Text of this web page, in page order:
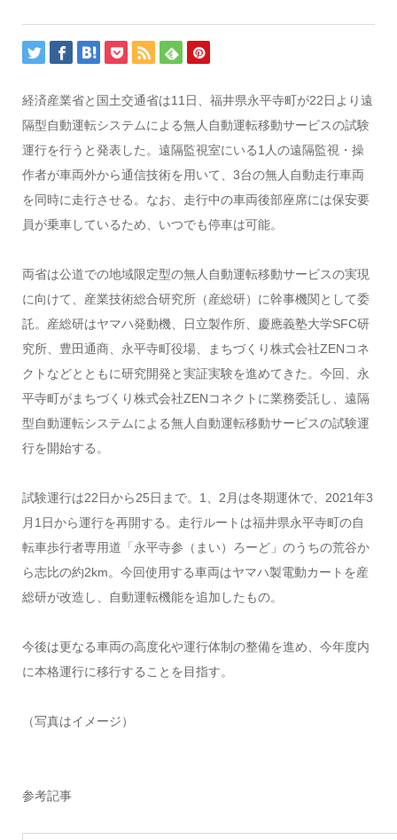
経済産業省と国土交通省は11日、福井県永平寺町が22日より遠
隔型自動運転システムによる無人自動運転移動サービスの試験
運行を行うと発表した。遠隔監視室にいる1人の遠隔監視・操
作者が車両外から通信技術を用いて、3台の無人自動走行車両
を同時に走行させる。なお、走行中の車両後部座席には保安要
員が乗車しているため、いつでも停車は可能。
両省は公道での地域限定型の無人自動運転移動サービスの実現
に向けて、産業技術総合研究所（産総研）に幹事機関として委
託。産総研はヤマハ発動機、日立製作所、慶應義塾大学SFC研
究所、豊田通商、永平寺町役場、まちづくり株式会社ZENコネ
クトなどとともに研究開発と実証実験を進めてきた。今回、永
平寺町がまちづくり株式会社ZENコネクトに業務委託し、遠隔
型自動運転システムによる無人自動運転移動サービスの試験運
行を開始する。
試験運行は22日から25日まで。1、2月は冬期運休で、2021年3
月1日から運行を再開する。走行ルートは福井県永平寺町の自
転車歩行者専用道「永平寺参（まい）ろーど」のうちの荒谷か
ら志比の約2km。今回使用する車両はヤマハ製電動カートを産
総研が改造し、自動運転機能を追加したもの。
今後は更なる車両の高度化や運行体制の整備を進め、今年度内
に本格運行に移行することを目指す。
（写真はイメージ）
参考記事